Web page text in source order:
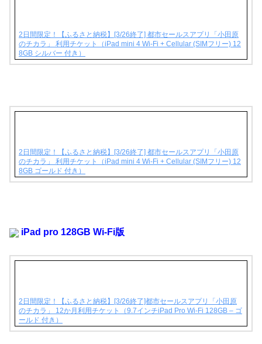
2日間限定！【ふるさと納税】[3/26終了] 都市セールスアプリ「小田原
のチカラ」 利用チケット（iPad mini 4 Wi-Fi + Cellular (SIMフリー) 12
8GB シルバー 付き）
2日間限定！【ふるさと納税】[3/26終了] 都市セールスアプリ「小田原
のチカラ」 利用チケット（iPad mini 4 Wi-Fi + Cellular (SIMフリー) 12
8GB ゴールド 付き）
iPad pro 128GB Wi-Fi版
2日間限定！【ふるさと納税】[3/26終了]都市セールスアプリ「小田原
のチカラ」 12か月利用チケット（9.7インチiPad Pro Wi-Fi 128GB – ゴ
ールド 付き）